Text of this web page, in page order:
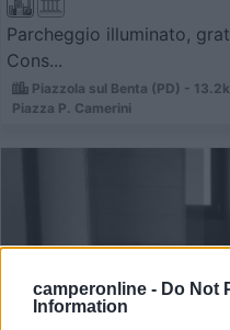
camperonline - Do Not
Information
Parcheggio illuminato,
Cons...
Piazzola sul Benta (PD) -
Piazza P. Camerini